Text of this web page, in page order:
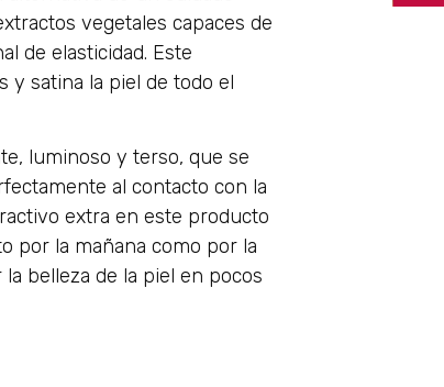
vegetales capaces de
de elasticidad. Este
y satina la piel de todo el
luminoso y terso, que se
al contacto con la
extra en este producto
por la mañana como por la
belleza de la piel en pocos